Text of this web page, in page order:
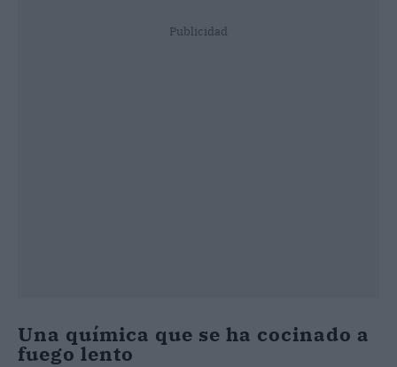
Publicidad
Una química que se ha cocinado a
fuego lento